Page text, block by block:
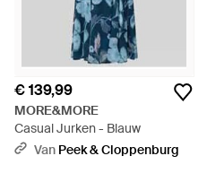
€ 139,99
MORE&MORE
Casual Jurken - Blauw
Van Peek & Cloppenburg